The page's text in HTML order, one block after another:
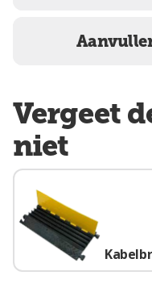
Vergeet
niet